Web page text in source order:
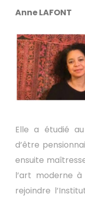
Anne LAFONT
Elle a étudié
d’être
ensuite
l’art moderne à
rejoindre